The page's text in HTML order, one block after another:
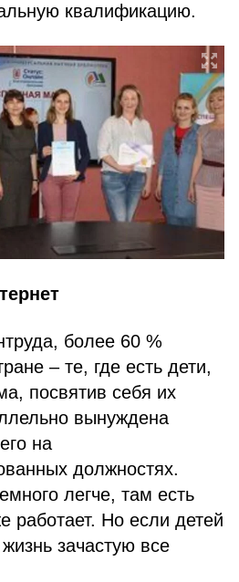
квалификацию.
более 60 %
– те, где есть дети,
посвятив себя их
вынуждена
на
должностях.
легче, там есть
работает. Но если детей
зачастую все